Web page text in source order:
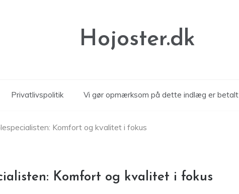
Hojoster.dk
Privatlivspolitik Vi gør opmærksom på dette indlæg er betalt
Komfort og kvalitet i fokus
Komfort og kvalitet i fokus